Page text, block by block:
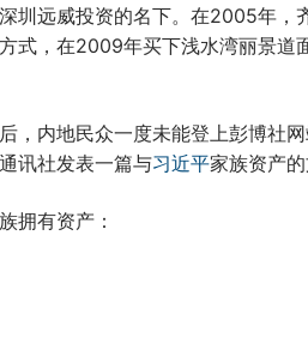
圳远威投资的名下。在2005年，
式，在2009年买下浅水湾丽景
，内地民众一度未能登上彭博社
讯社发表一篇与习近平家族资产的
拥有资产：